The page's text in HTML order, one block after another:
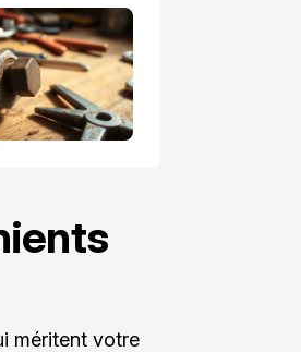
méritent votre